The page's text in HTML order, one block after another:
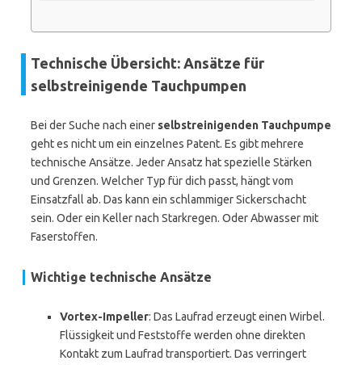
Technische Übersicht: Ansätze für
selbstreinigende Tauchpumpen
Bei der Suche nach einer selbstreinigenden Tauchpumpe
geht es nicht um ein einzelnes Patent. Es gibt mehrere
technische Ansätze. Jeder Ansatz hat spezielle Stärken
und Grenzen. Welcher Typ für dich passt, hängt vom
Einsatzfall ab. Das kann ein schlammiger Sickerschacht
sein. Oder ein Keller nach Starkregen. Oder Abwasser mit
Faserstoffen.
Wichtige technische Ansätze
Vortex-Impeller: Das Laufrad erzeugt einen Wirbel.
Flüssigkeit und Feststoffe werden ohne direkten
Kontakt zum Laufrad transportiert. Das verringert